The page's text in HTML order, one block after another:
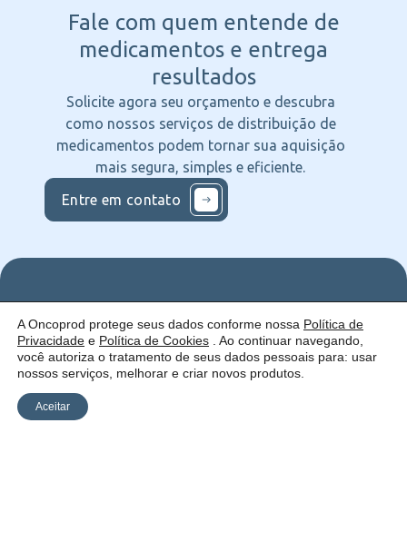
Fale com quem entende de
medicamentos e entrega
resultados
Solicite agora seu orçamento e descubra
como nossos serviços de distribuição de
medicamentos podem tornar sua aquisição
mais segura, simples e eficiente.
Entre em contato
Uma empresa:
Quem
somos
Como
atuamos
ofercemos
Serviços
Catálogo
Siga
nas
Redes
A Oncoprod protege seus dados conforme nossa Política de
Privacidade e Política de Cookies . Ao continuar navegando,
você autoriza o tratamento de seus dados pessoais para: usar
nossos serviços, melhorar e criar novos produtos.
Aceitar